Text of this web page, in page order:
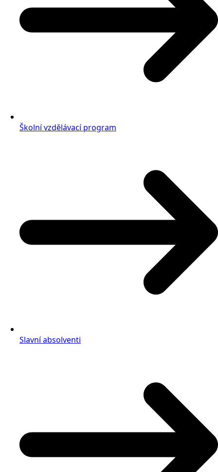
Školní vzdělávací program
Slavní absolventi